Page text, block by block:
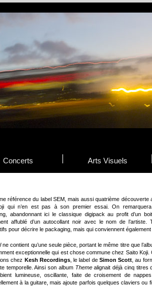
Concerts Arts Visuels
référence du label SEM, mais aussi quatrième découverte
qui n’en est pas à son premier essai. On
abandonnant ici le classique digipack au profit d’un
affublé d’un autocollant noir avec le nom de l’artiste.
pour décrire le packaging, mais qui conviennent également
ne contient qu’une seule pièce, portant le même titre que
exceptionnelle qui est chose commune chez Saito
chez Kesh Recordings, le label de Simon Scott , au
temporelle. Ainsi son album Themealignait déjà cinq titres
lumineuse, oscillante, faite de croisement de
à la guitare, mais ajoute parfois quelques claviers ou